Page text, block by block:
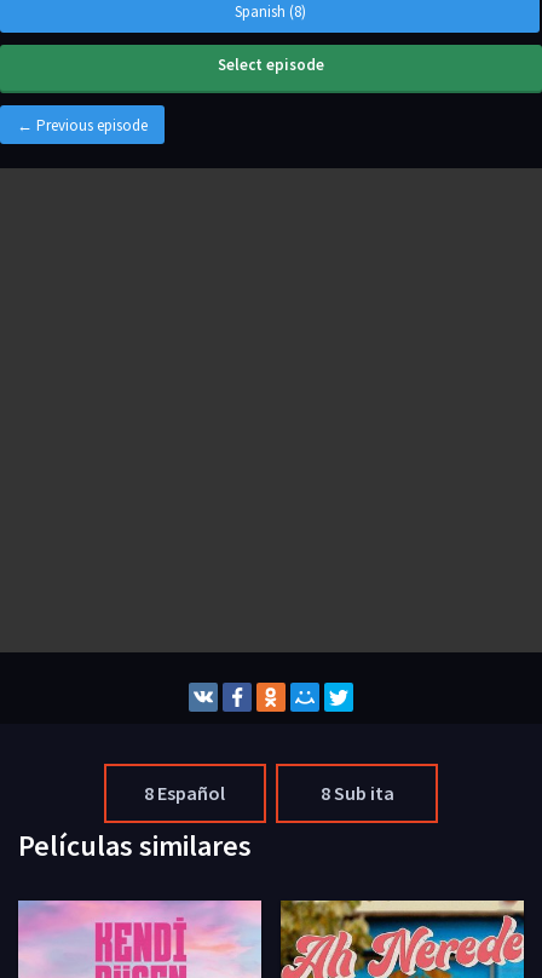
← Previous episode
Spanish (8)
Select episode
8 Español 8 Sub ita
Películas similares